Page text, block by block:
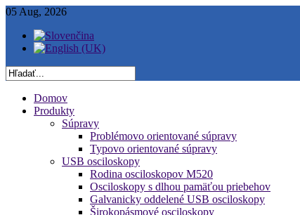
05 Aug, 2026
Domov
Produkty
Súpravy
Problémovo orientované súpravy
Typovo orientované súpravy
USB osciloskopy
Rodina osciloskopov M520
Osciloskopy s dlhou pamäťou priebehov
Galvanicky oddelené USB osciloskopy
Širokopásmové osciloskopy